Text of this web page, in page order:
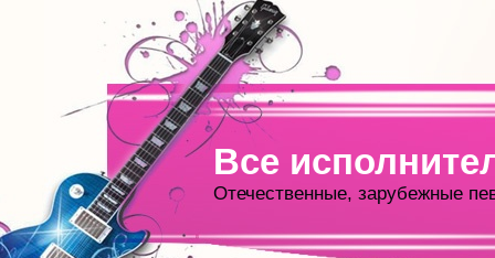
Все
Отечественные, зарубежные